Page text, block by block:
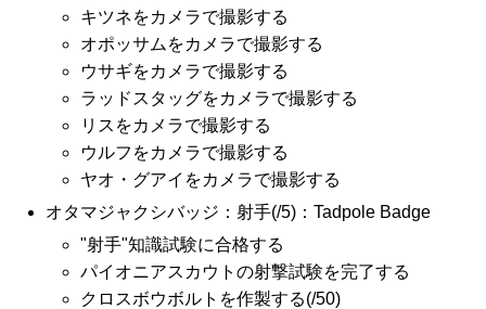
キツネをカメラで撮影する
オポッサムをカメラで撮影する
ウサギをカメラで撮影する
ラッドスタッグをカメラで撮影する
リスをカメラで撮影する
ウルフをカメラで撮影する
ヤオ・グアイをカメラで撮影する
オタマジャクシバッジ：射手(/5)：Tadpole Badge
"射手"知識試験に合格する
パイオニアスカウトの射撃試験を完了する
クロスボウボルトを作製する(/50)